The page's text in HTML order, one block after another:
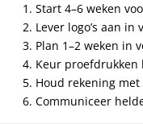
Start 4–6 weken
Lever logo’s aan in
Plan 1–2 weken in
Keur proefdrukken
Houd rekening
Communiceer